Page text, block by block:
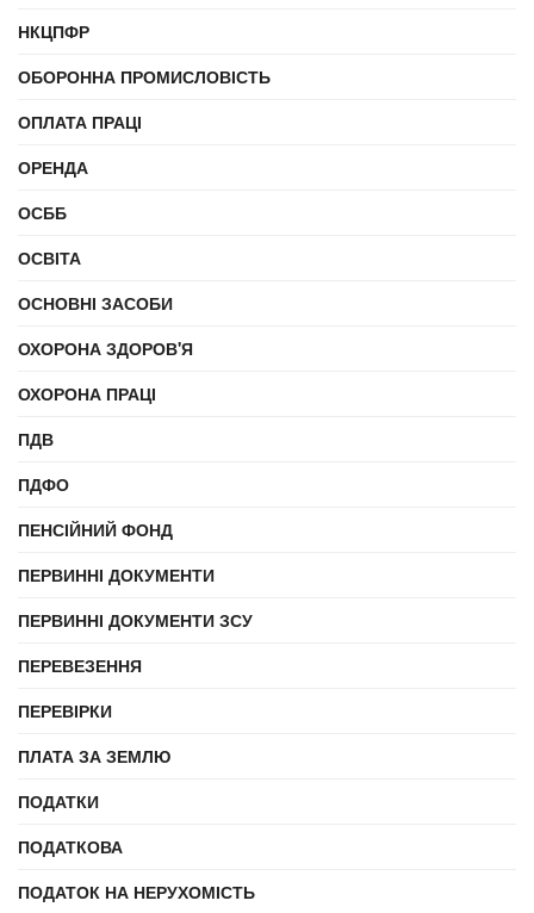
НКЦПФР
ОБОРОННА ПРОМИСЛОВІСТЬ
ОПЛАТА ПРАЦІ
ОРЕНДА
ОСББ
ОСВІТА
ОСНОВНІ ЗАСОБИ
ОХОРОНА ЗДОРОВ'Я
ОХОРОНА ПРАЦІ
ПДВ
ПДФО
ПЕНСІЙНИЙ ФОНД
ПЕРВИННІ ДОКУМЕНТИ
ПЕРВИННІ ДОКУМЕНТИ ЗСУ
ПЕРЕВЕЗЕННЯ
ПЕРЕВІРКИ
ПЛАТА ЗА ЗЕМЛЮ
ПОДАТКИ
ПОДАТКОВА
ПОДАТОК НА НЕРУХОМІСТЬ